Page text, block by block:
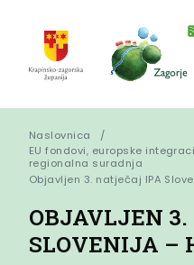
Naslovnica
EU fondovi, europske
regionalna suradnja
Objavljen 3. natječaj IPA
OBJAVLJEN
SLOVENIJA –